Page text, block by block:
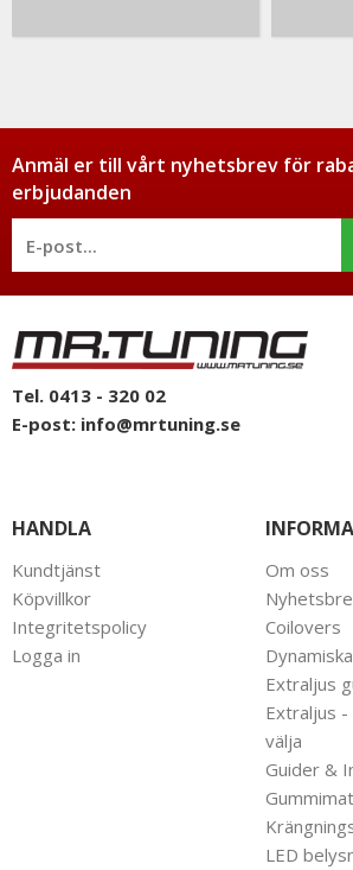
Anmäl er till vårt nyhetsbrev för
erbjudanden
Tel. 0413 - 320 02
E-post: info@mrtuning.se
HANDLA
Kundtjänst
Köpvillkor
Integritetspolicy
Logga in
Om oss
Coilovers
Extraljus
Extraljus -
välja
Guider &
LED